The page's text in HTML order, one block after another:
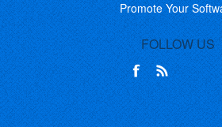
Promote Your
FOLLOW US